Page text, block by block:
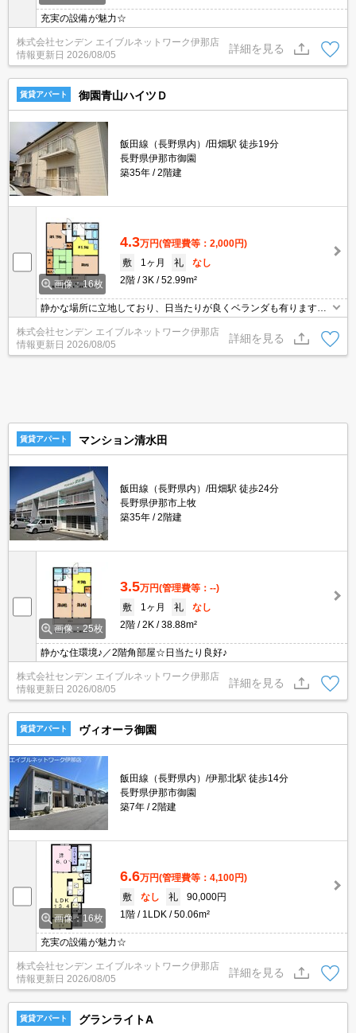
充実の設備が魅力☆
株式会社センデン エイブルネットワーク伊那店
情報更新日 2026/08/05
詳細を見る
賃貸アパート 御園青山ハイツＤ
飯田線（長野県内）/田畑駅 徒歩19分
長野県伊那市御園
築35年
2階建
画像：16枚
4.3万円(管理費等：2,000円)
敷
1ヶ月 礼
なし
2階
3K 52.99m²
静かな場所に立地しており、日当たりが良くベランダも有りますの
で洗濯物お布団も干す
株式会社センデン エイブルネットワーク伊那店
情報更新日 2026/08/05
詳細を見る
賃貸アパート マンション清水田
飯田線（長野県内）/田畑駅 徒歩24分
長野県伊那市上牧
築35年
2階建
画像：25枚
3.5万円(管理費等：--)
敷
1ヶ月 礼
なし
2階
2K 38.88m²
静かな住環境♪／2階角部屋☆日当たり良好♪
株式会社センデン エイブルネットワーク伊那店
情報更新日 2026/08/05
詳細を見る
賃貸アパート ヴィオーラ御園
飯田線（長野県内）/伊那北駅 徒歩14分
長野県伊那市御園
築7年
2階建
画像：16枚
6.6万円(管理費等：4,100円)
敷
なし 礼
90,000円
1階
1LDK 50.06m²
充実の設備が魅力☆
株式会社センデン エイブルネットワーク伊那店
情報更新日 2026/08/05
詳細を見る
賃貸アパート グランライトA